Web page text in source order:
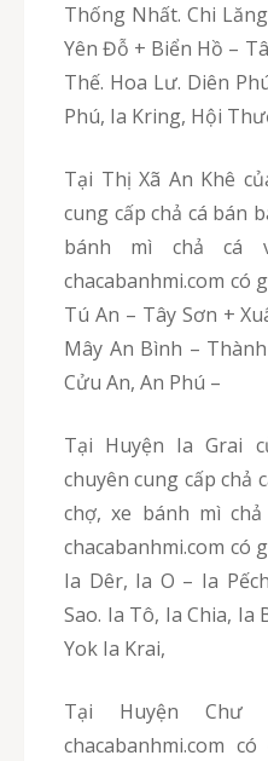
Thống Nhất. Chi
Yên Đỗ + Biển Hồ –
Thế. Hoa Lư. Diên
Phú, Ia Kring, Hội
Tại Thị Xã An Khê của Gia Lai, chúng tôi có
cung cấp chả cá bán
bánh mì chả cá
chacabanhmi.com
Tú An – Tây Sơn +
Mây An Bình –
Cửu An, An Phú –
Tại Huyện Ia Grai của Gia Lai, chúng tôi
chuyên cung cấp chả
chợ, xe bánh mì
chacabanhmi.com
Ia Dêr, Ia O – Ia
Sao. Ia Tô, Ia Chia, Ia
Yok Ia Krai,
Tại Huyện Chư Pưh của Gia Lai,
chacabanhmi.com